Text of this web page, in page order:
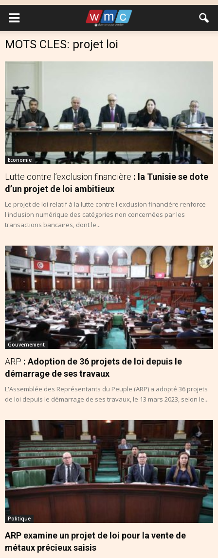
MOTS CLES: projet loi
Economie
Lutte contre l’exclusion financière : la Tunisie se dote
d’un projet de loi ambitieux
Le projet de loi relatif à la lutte contre l'exclusion financière renforce
l'inclusion numérique des catégories non concernées par les
transactions bancaires, dont le...
Gouvernement
ARP : Adoption de 36 projets de loi depuis le
démarrage de ses travaux
L'Assemblée des Représentants du Peuple (ARP) a adopté 36 projets
de loi depuis le démarrage de ses travaux, le 13 mars 2023, selon le...
Politique
ARP examine un projet de loi pour la vente de
métaux précieux saisis